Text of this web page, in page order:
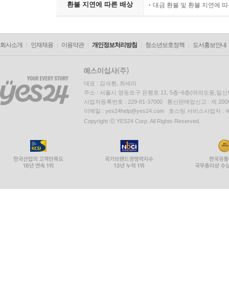
환불 지연에 따른 배상 대금 환불 및 환불 지연에
회사소개 인재채용 이용약관 개인정보처리방침 청소년보호정책 도서홍보안내
대표 : 김석환, 최세라
주소 : 서울시 영등포구 은행로 11, 5층~6층(여의도동,일신
사업자등록번호 : 229-81-37000 통신판매업신고 : 제
이메일 : yes24help@yes24.com 호스팅 서비스사업자 :
Copyright ⓒ YES24 Corp. All Rights Reserved.